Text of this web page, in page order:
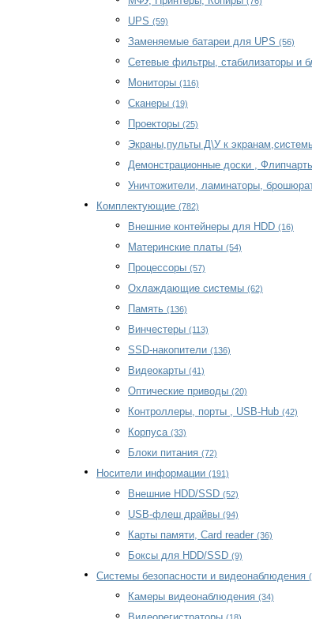
UPS (59)
Заменяемые батареи для UPS (56)
Сетевые фильтры, стабилизаторы и
Мониторы (116)
Сканеры (19)
Проекторы (25)
Экраны,пульты Д\У к
Демонстрационные доски ,
Уничтожители, ламинаторы,
Комплектующие (782)
Внешние контейнеры для HDD (16)
Материнские платы (54)
Процессоры (57)
Охлаждающие системы (62)
Память (136)
Винчестеры (113)
SSD-накопители (136)
Видеокарты (41)
Оптические приводы (20)
Контроллеры, порты , USB-Hub (42)
Корпуса (33)
Блоки питания (72)
Носители информации (191)
Внешние HDD/SSD (52)
USB-флеш драйвы (94)
Карты памяти, Card reader (36)
Боксы для HDD/SSD (9)
Системы безопасности и видеонаблюдения
Камеры видеонаблюдения (34)